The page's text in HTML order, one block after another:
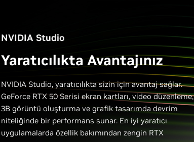
NVIDIA Studio
Yaratıcılıkta Avantajınız
NVIDIA Studio, yaratıcılıkta sizin için avantaj sağlar.
GeForce RTX 50 Serisi ekran kartları, video düzenleme,
3B görüntü oluşturma ve grafik tasarımda devrim
niteliğinde bir performans sunar. En iyi yaratıcı
uygulamalarda özellik bakımından zengin RTX